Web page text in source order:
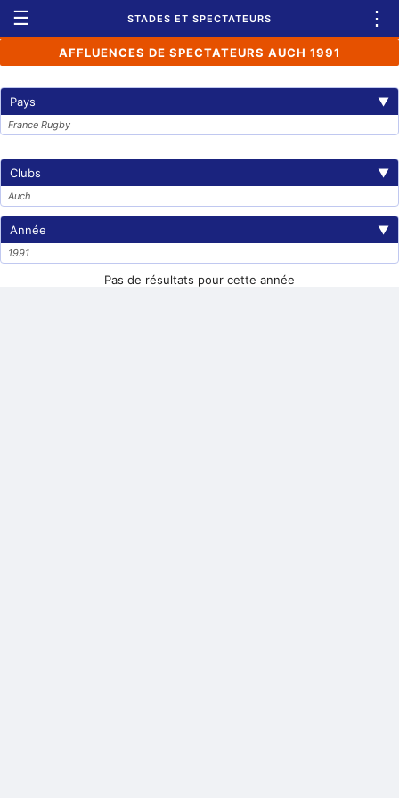
☰ STADES ET SPECTATEURS ⋮
AFFLUENCES DE SPECTATEURS AUCH 1991
Pays ▼
France Rugby
Clubs ▼
Auch
Année ▼
1991
Pas de résultats pour cette année